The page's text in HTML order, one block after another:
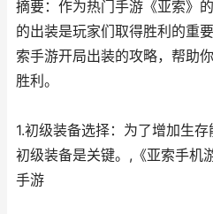
摘要：作为热门手游《亚索》
的出装是玩家们取得胜利的重
索手游开局出装的攻略，帮助
胜利。
1.初级装备选择：为了增加生
初级装备是关键。,《亚索手机
手游